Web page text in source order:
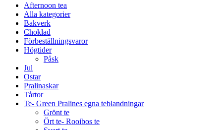
Afternoon tea
Alla kategorier
Bakverk
Choklad
Förbeställningsvaror
Högtider
Påsk
Jul
Ostar
Pralinaskar
Tårtor
Te- Green Pralines egna teblandningar
Grönt te
Ört te- Rooibos te